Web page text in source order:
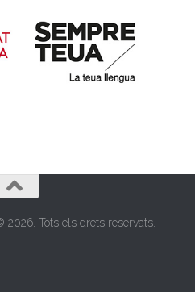
2026. Tots els drets reservats.